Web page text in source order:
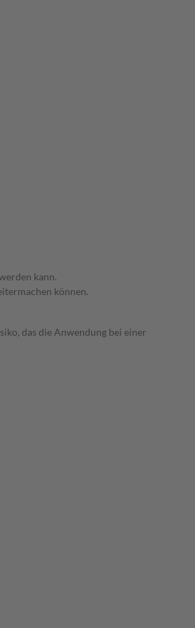
kann.
können.
das die Anwendung bei einer